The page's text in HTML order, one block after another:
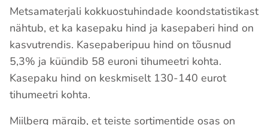
Metsamaterjali kokkuostuhindade koondstatistikast
nähtub, et ka kasepaku hind ja kasepaberi hind on
kasvutrendis. Kasepaberipuu hind on tõusnud
5,3% ja küündib 58 euroni tihumeetri kohta.
Kasepaku hind on keskmiselt 130-140 eurot
tihumeetri kohta.
Miilberg märgib, et teiste sortimentide osas on